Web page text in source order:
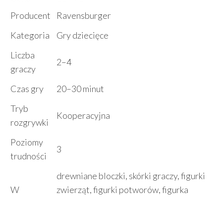
Producent
Ravensburger
Kategoria
Gry dziecięce
Liczba
graczy
2–4
Czas gry
20–30 minut
Tryb
rozgrywki
Kooperacyjna
Poziomy
trudności
3
W
drewniane bloczki, skórki graczy, figurki
zwierząt, figurki potworów, figurka